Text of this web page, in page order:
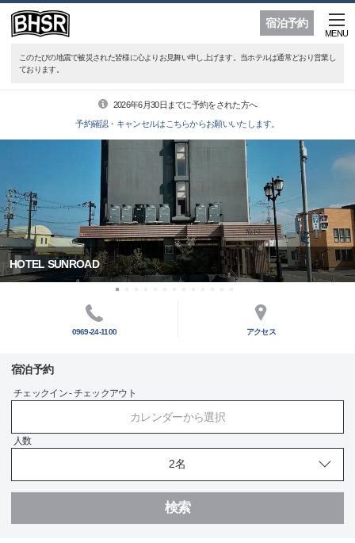
宿泊予約
MENU
このたびの地震で被災された皆様に心よりお見舞い申し上げます。当ホテルは通常どおり営業し
ております。
2026年6月30日までに予約をされた方へ
予約確認・キャンセルはこちらからお願いいたします。
HOTEL SUNROAD
0969-24-1100 アクセス
宿泊予約
チェックイン - チェックアウト
カレンダーから選択
人数
検索